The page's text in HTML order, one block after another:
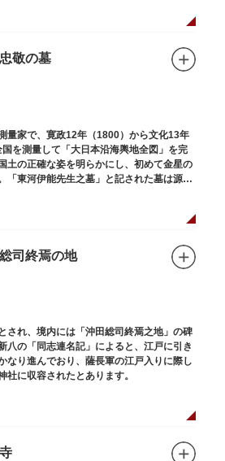
敬の墓
量家で、寛政12年（1800）から文化13年
を測量して「大日本沿海輿地全図」を完
土の正確な姿を明らかにし、初めて金星の
「東河伊能先生之墓」と記された墓は源空
司終焉の地
され、境内には「沖田総司終焉之地」の碑
八の「同志連名記」によると、江戸に引き
なり進んでおり、薩長軍の江戸入りに際し
に収容されたとあります。